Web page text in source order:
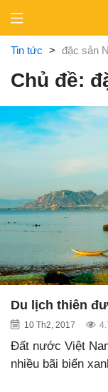
content
Tin tức > đặc sản
Chủ đề:
Du lịch thiên
10 Th2, 2017
Đất nước Việt
nhiều bãi biển